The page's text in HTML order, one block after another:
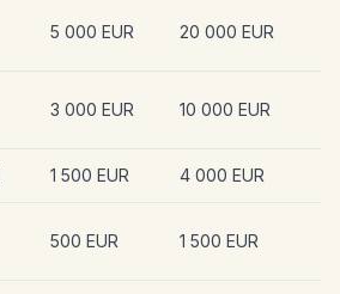
5 000 EUR 20 000 EUR
3 000 EUR 10 000 EUR
1 500 EUR 4 000 EUR
500 EUR 1 500 EUR